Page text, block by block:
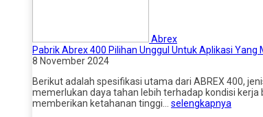
Abrex
Pabrik Abrex 400 Pilihan Unggul Untuk Aplikasi
8 November 2024
Berikut adalah spesifikasi utama dari ABREX 400,
memerlukan daya tahan lebih terhadap kondisi kerja
memberikan ketahanan tinggi… selengkapnya